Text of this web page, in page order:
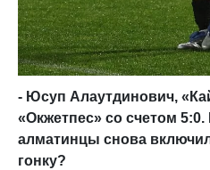
- Юсуп Алаутдинович,
«Окжетпес» со счетом
алматинцы снова
гонку?